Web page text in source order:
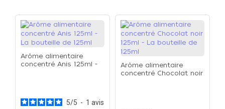
Arôme alimentaire
concentré Anis 125ml -
5/5 - 1 avis
Arôme alimentaire
concentré Chocolat noir